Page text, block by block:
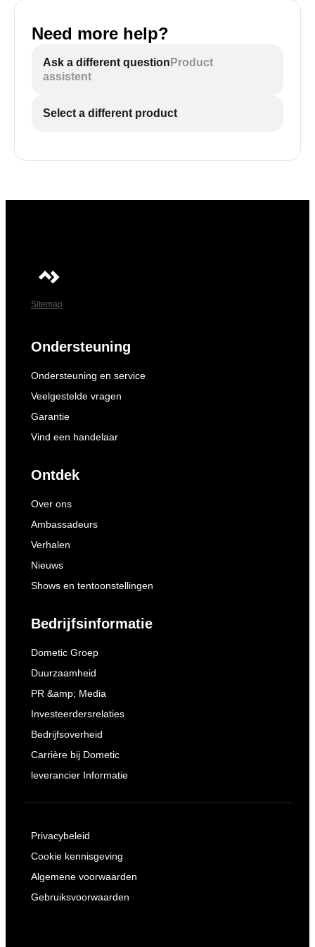
Need more help?
Ask a different question Product
assistent
Select a different product
Sitemap
Ondersteuning
Ondersteuning en service
Veelgestelde vragen
Garantie
Vind een handelaar
Ontdek
Over ons
Ambassadeurs
Verhalen
Nieuws
Shows en tentoonstellingen
Bedrijfsinformatie
Dometic Groep
Duurzaamheid
PR &amp; Media
Investeerdersrelaties
Bedrijfsoverheid
Carrière bij Dometic
leverancier Informatie
Privacybeleid
Cookie kennisgeving
Algemene voorwaarden
Gebruiksvoorwaarden